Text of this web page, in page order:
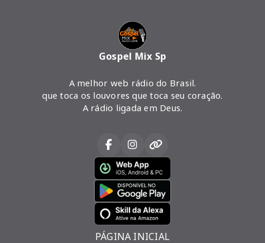
Gospel Mix Sp
A melhor web rádio do Brasil.
que toca os louvores que toca seu coração.
A rádio ligada em Deus.
PÁGINA INICIAL